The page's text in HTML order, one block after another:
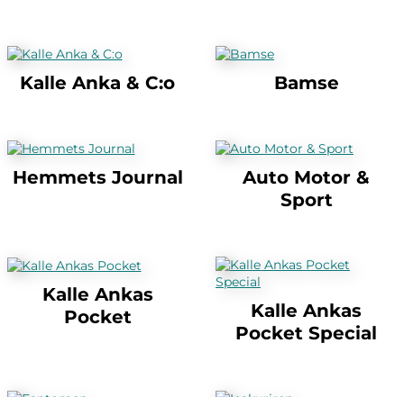
Kalle Anka & C:o Bamse
Hemmets Journal
Auto Motor &
Sport
Kalle Ankas
Pocket
Kalle Ankas
Pocket Special